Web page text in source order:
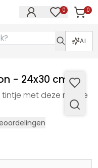
0 0
AI
- 24x30 cm
tintje met deze mooie